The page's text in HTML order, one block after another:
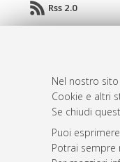
Nel nostro
Cookie e altri
Se chiudi
Puoi
Potrai sempre
Rss 2.0